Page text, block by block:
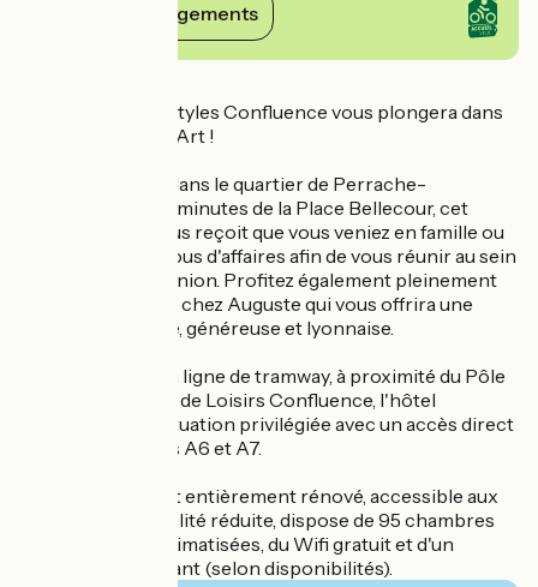
Voir ses engagements
L’hôtel ibis Lyon Styles Confluence vous plongera dans
l'univers du 7ème Art !
Idéalement situé dans le quartier de Perrache-
Confluence et à 5 minutes de la Place Bellecour, cet
établissement vous reçoit que vous veniez en famille ou
pour un rendez-vous d'affaires afin de vous réunir au sein
des 3 salles de réunion. Profitez également pleinement
d'une bonne table chez Auguste qui vous offrira une
cuisine du marché, généreuse et lyonnaise.
A 150 mètres de la ligne de tramway, à proximité du Pôle
de Commerces et de Loisirs Confluence, l'hôtel
bénéficie d'une situation privilégiée avec un accès direct
par les autoroutes A6 et A7.
Cet établissement entièrement rénové, accessible aux
personnes à mobilité réduite, dispose de 95 chambres
insonorisées et climatisées, du Wifi gratuit et d'un
parking privé payant (selon disponibilités).